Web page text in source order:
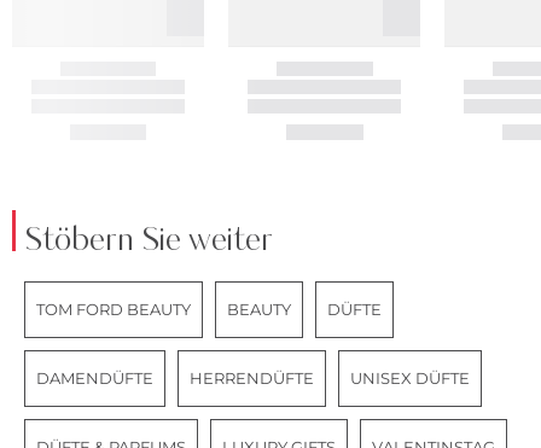
Stöbern Sie weiter
TOM FORD BEAUTY BEAUTY DÜFTE
DAMENDÜFTE HERRENDÜFTE UNISEX DÜFTE